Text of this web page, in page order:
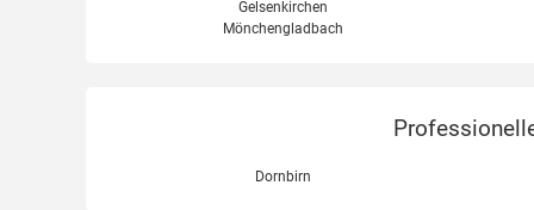
Gelsenkirchen
Mönchengladbach
Dornbirn